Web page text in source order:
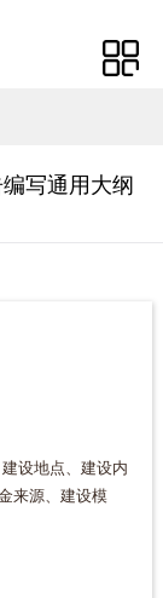
写通用大纲
设地点、建设内
来源、建设模